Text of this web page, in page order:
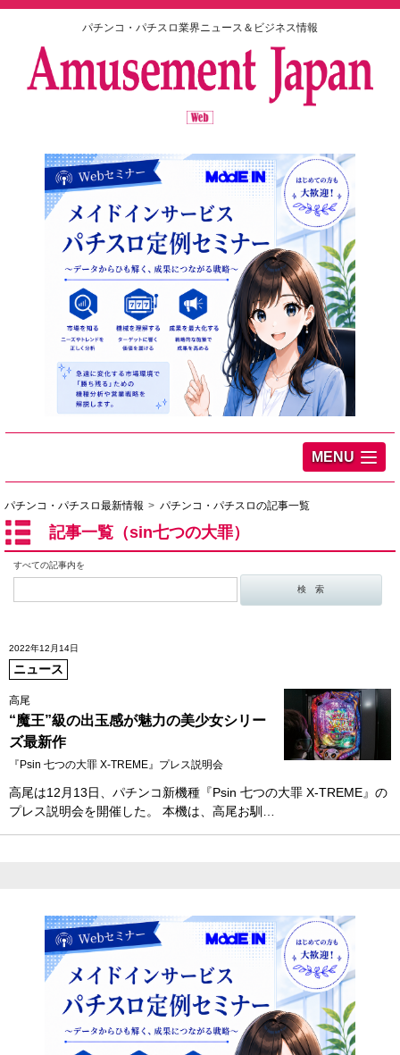
パチンコ・パチスロ業界ニュース＆ビジネス情報
MENU
パチンコ・パチスロ最新情報 パチンコ・パチスロの記事一覧
記事一覧（sin七つの大罪）
すべての記事内を
2022年12月14日
ニュース
高尾
“魔王”級の出玉感が魅力の美少女シリー
ズ最新作
『Psin 七つの大罪 X-TREME』プレス説明会
高尾は12月13日、パチンコ新機種『Psin 七つの大罪 X-TREME』の
プレス説明会を開催した。 本機は、高尾お馴…